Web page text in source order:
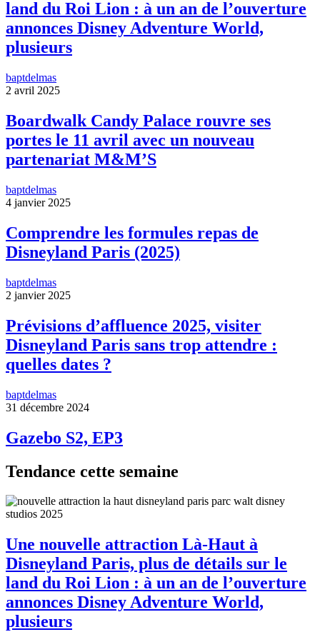
land du Roi Lion : à un an de l’ouverture
annonces Disney Adventure World,
plusieurs
baptdelmas
2 avril 2025
Boardwalk Candy Palace rouvre ses
portes le 11 avril avec un nouveau
partenariat M&M’S
baptdelmas
4 janvier 2025
Comprendre les formules repas de
Disneyland Paris (2025)
baptdelmas
2 janvier 2025
Prévisions d’affluence 2025, visiter
Disneyland Paris sans trop attendre :
quelles dates ?
baptdelmas
31 décembre 2024
Gazebo S2, EP3
Tendance cette semaine
Une nouvelle attraction Là-Haut à
Disneyland Paris, plus de détails sur le
land du Roi Lion : à un an de l’ouverture
annonces Disney Adventure World,
plusieurs